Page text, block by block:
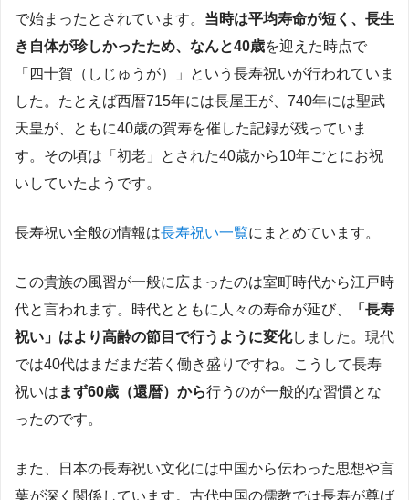
で始まったとされています。 当時は平均寿命が短く、長生
き自体が珍しかったため、なんと40歳を迎えた時点で
「四十賀（しじゅうが）」という長寿祝いが行われていま
した。たとえば西暦715年には長屋王が、740年には聖武
天皇が、ともに40歳の賀寿を催した記録が残っていま
す。その頃は「初老」とされた40歳から10年ごとにお祝
いしていたようです。
長寿祝い全般の情報は長寿祝い一覧にまとめています。
この貴族の風習が一般に広まったのは室町時代から江戸時
代と言われます。時代とともに人々の寿命が延び、
「長寿
祝い」はより高齢の節目で行うように変化しました。現代
では40代はまだまだ若く働き盛りですね。こうして長寿
祝いは まず60歳（還暦）から行うのが一般的な習慣とな
ったのです​。
また、日本の長寿祝い文化には中国から伝わった思想や言
葉が深く関係しています。古代中国の儒教では長寿が尊ば